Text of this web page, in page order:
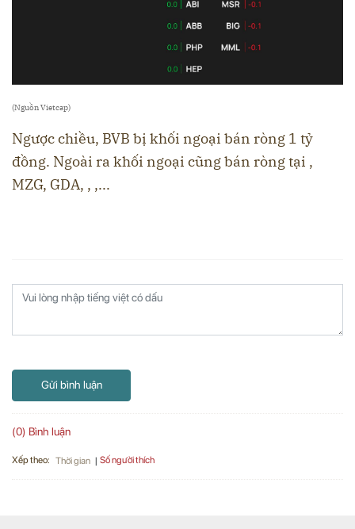
(Nguồn Vietcap)
Ngược chiều, BVB bị khối ngoại bán ròng 1 tỷ
đồng. Ngoài ra khối ngoại cũng bán ròng tại ,
MZG, GDA, , ,...
Gửi bình luận
(0) Bình luận
Xếp theo: Thời gian Số người thích